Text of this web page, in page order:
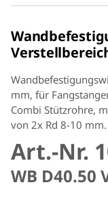
mm, für
Combi Stützrohre,
von 2x Rd 8-10 mm.
Art.-Nr.
WB D40.50